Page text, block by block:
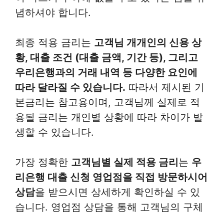
념하셔야 합니다.
최종 적용 금리는 고객님 개개인의 신용 상
황, 대출 조건 (대출 금액, 기간 등), 그리고
우리은행과의 거래 내역 등 다양한 요인에
따라 달라질 수 있습니다. 따라서 제시된 기
본금리는 참고용이며, 고객님께 실제로 적
용될 금리는 개인별 상황에 따라 차이가 발
생할 수 있습니다.
가장 정확한 고객님별 실제 적용 금리는 우
리은행 대출 신청 영업점을 직접 방문하시어
상담을 받으시면 상세하게 확인하실 수 있
습니다. 영업점 상담을 통해 고객님의 구체